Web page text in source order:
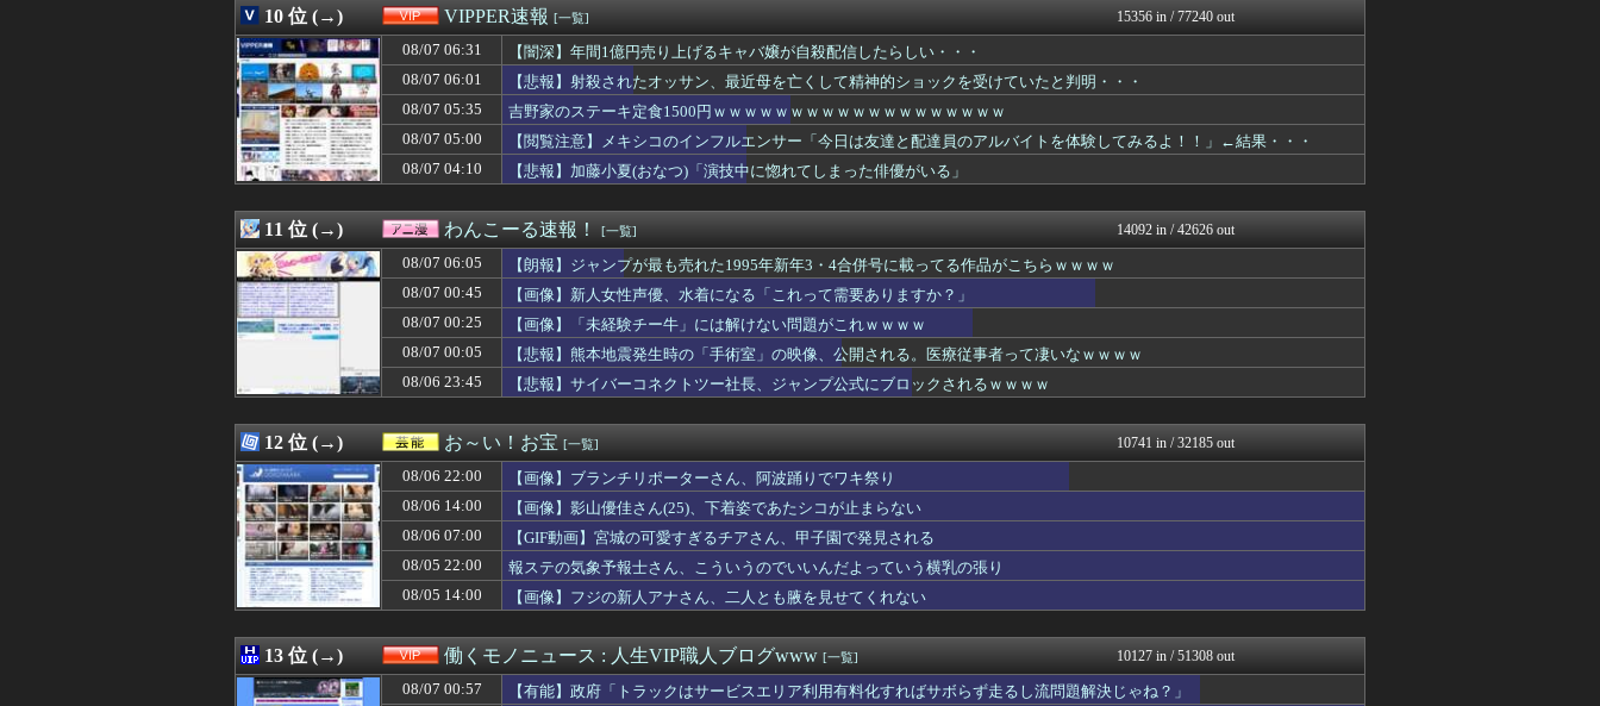
08/07 05:00
アイナ・ジ・エンドの尻はタマランわ
アイドル・女子アナ★吟じま...
08/07 05:00
【閲覧注意】メキシコのインフルエンサー「今日は友達と配達員のアルバイトを体験し...
VIPPER速報
08/07 05:00
【悲報】男性の産後うつ、社会問題にwwwwwwwwwwwwwwwwww
08/07 05:00
意識高い系「インドに５年住んだら人生観かわる」←これｗｗｗ
【2ch】ニュー速クオリテ...
08/07 05:00
【電池】リチウムイオンの移動速度が最大1万倍に？次世代全固体電池の設計指針を変...
常識的に考えた
08/07 05:00
【ラブライブ！】【画像】桜小路きな子ちゃんの尻【Liella!】
08/07 05:00
【福岡】3年間で2億6500万円 福岡県議会「海外視察費」公表
みそパンNEWS
08/07 05:00
田﨑さくらアナ セクシーノースリーブ脇！！
アナきゃぷ速報
08/07 05:00
韓国人「雨の中のカーチェイスの末、捕まえてみたら…泥酔状態の飲酒運転だった」
韓国ニュース反応まとめ
08/07 04:55
「投資不適格になりつつある」ブルームバーグが突き付けた韓国金融市場の崖っぷち ...
国難にあってもの申す！！
08/07 04:50
【困惑】彼氏との結婚が突然白紙に！？理由が高校時代の『アレ』だったｗｗｗｗ
気団まとめ-噫無情-｜嫁・...
08/07 04:50
【公開処刑】姉、規格外の恵体を晒してしまうｗｗｗｗ 【Pickup060720...
アルファルファモザイク＠ネ...
08/07 04:45
「Linuxで十分じゃね…？」世界が気付き始める Linuxの市場シェアが初め...
08/07 04:45
「Linuxで十分じゃね…？」世界が気付き始める Linuxの市場シェアが初め...
VIPワイドガイド
08/07 04:44
20年振りに10円ガム食べた結果ｗｗｗｗｗｗｗｗｗｗｗｗｗｗｗｗ
タブレットのバッテリーが膨らんで画面が剥がれてきたんやが
理想ちゃんねる
ドラマ「親愛なる夫へ」を語ろう
08/07 04:39
「マスコミの立ち位置の勘違いっぷりがすごい」と報ステ大越キャスターの台詞に視聴...
U-1 NEWS.
08/07 04:33
妻「今日そうめんでいい？」 夫「いいよー」 妻「"で"いい……？」ﾋﾟｸｯ
はーとログ
08/07 04:30
◆悲報◆韓国警察、大韓サッカー協会を家宅捜索 代表監督選考巡り
WorldFootball...
08/07 04:30
【悲痛】体デカいのに全然動かない嫁…おれの我慢が限界に達した理由ｗｗｗｗ
08/07 04:25
【悲報】ソープでイッた後に嬢の耳元で「好き」って囁く瞬間ｗｗｗｗｗｗｗｗwww...
08/07 04:22
女とサシ飲み行ってワイが全額払ったら「今度は私が払うから！」って
はーとログ
08/07 04:19
青春時代を思い出すコスメ
がーるずレポート - ガー...
08/07 04:19
【画像】松本人志さん、大勢の若いファンに囲まれてご満悦wwwwwwwwwwww...
08/07 04:19
日本の商船が中国に臨検された場合は「台湾軍が対応」と台湾軍トップ！
08/07 04:19
カープ、最下位転落も3位が射程圏内。新井監督「特別な日の試合だったので負けて悔...
芸能人の気になる噂
08/07 04:15
ぼく「妹がぼくの子供を妊娠したんだ…」父「！？実は俺と母さんも兄妹なんだ」ぼく...
まとめCUP
08/07 04:12
【悲報】立川志らく、ガチでブチギレてしまう！！！！！！
NEWSまとめもりー｜2c...
08/07 04:10
パリ・サンジェルマンが狙うGK鈴木彩艶。3300万ユーロ（約59億7000万円...
Samurai GOAL
10 位 (→) VIPPER速報 [一覧] 15356 in / 77240 out
08/07 06:31
【闇深】年間1億円売り上げるキャバ嬢が自殺配信したらしい・・・
08/07 06:01
【悲報】射殺されたオッサン、最近母を亡くして精神的ショックを受けていたと判明・・・
08/07 05:35
吉野家のステーキ定食1500円ｗｗｗｗｗｗｗｗｗｗｗｗｗｗｗｗｗｗｗ
08/07 05:00
【閲覧注意】メキシコのインフルエンサー「今日は友達と配達員のアルバイトを体験してみるよ！！」←結果・・・
08/07 04:10
【悲報】加藤小夏(おなつ)「演技中に惚れてしまった俳優がいる」
11 位 (→) わんこーる速報！ [一覧] 14092 in / 42626 out
08/07 06:05
【朗報】ジャンプが最も売れた1995年新年3・4合併号に載ってる作品がこちらｗｗｗｗ
08/07 00:45
【画像】新人女性声優、水着になる「これって需要ありますか？」
08/07 00:25
【画像】「未経験チー牛」には解けない問題がこれｗｗｗｗ
08/07 00:05
【悲報】熊本地震発生時の「手術室」の映像、公開される。医療従事者って凄いなｗｗｗｗ
08/06 23:45
【悲報】サイバーコネクトツー社長、ジャンプ公式にブロックされるｗｗｗｗ
12 位 (→) お～い！お宝 [一覧] 10741 in / 32185 out
08/06 22:00
【画像】ブランチリポーターさん、阿波踊りでワキ祭り
08/06 14:00
【画像】影山優佳さん(25)、下着姿であたシコが止まらない
08/06 07:00
【GIF動画】宮城の可愛すぎるチアさん、甲子園で発見される
08/05 22:00
報ステの気象予報士さん、こういうのでいいんだよっていう横乳の張り
08/05 14:00
【画像】フジの新人アナさん、二人とも腋を見せてくれない
13 位 (→) 働くモノニュース : 人生VIP職人ブログwww [一覧] 10127 in / 51308 out
08/07 00:57
【有能】政府「トラックはサービスエリア利用有料化すればサボらず走るし流問題解決じゃね？」